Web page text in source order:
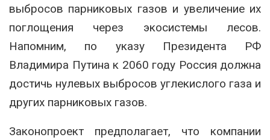
выбросов парниковых газов и увеличение их
поглощения через экосистемы лесов.
Напомним, по указу Президента РФ
Владимира Путина к 2060 году Россия должна
достичь нулевых выбросов углекислого газа и
других парниковых газов.
Законопроект предполагает, что компании